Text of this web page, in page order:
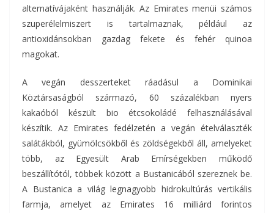
alternatívájaként használják. Az Emirates menüi számos
szuperélelmiszert is tartalmaznak, például az
antioxidánsokban gazdag fekete és fehér quinoa
magokat.
A vegán desszerteket ráadásul a Dominikai
Köztársaságból származó, 60 százalékban nyers
kakaóból készült bio étcsokoládé felhasználásával
készítik. Az Emirates fedélzetén a vegán ételválaszték
salátákból, gyümölcsökből és zöldségekből áll, amelyeket
több, az Egyesült Arab Emírségekben működő
beszállítótól, többek között a Bustanicából szereznek be.
A Bustanica a világ legnagyobb hidrokultúrás vertikális
farmja, amelyet az Emirates 16 milliárd forintos